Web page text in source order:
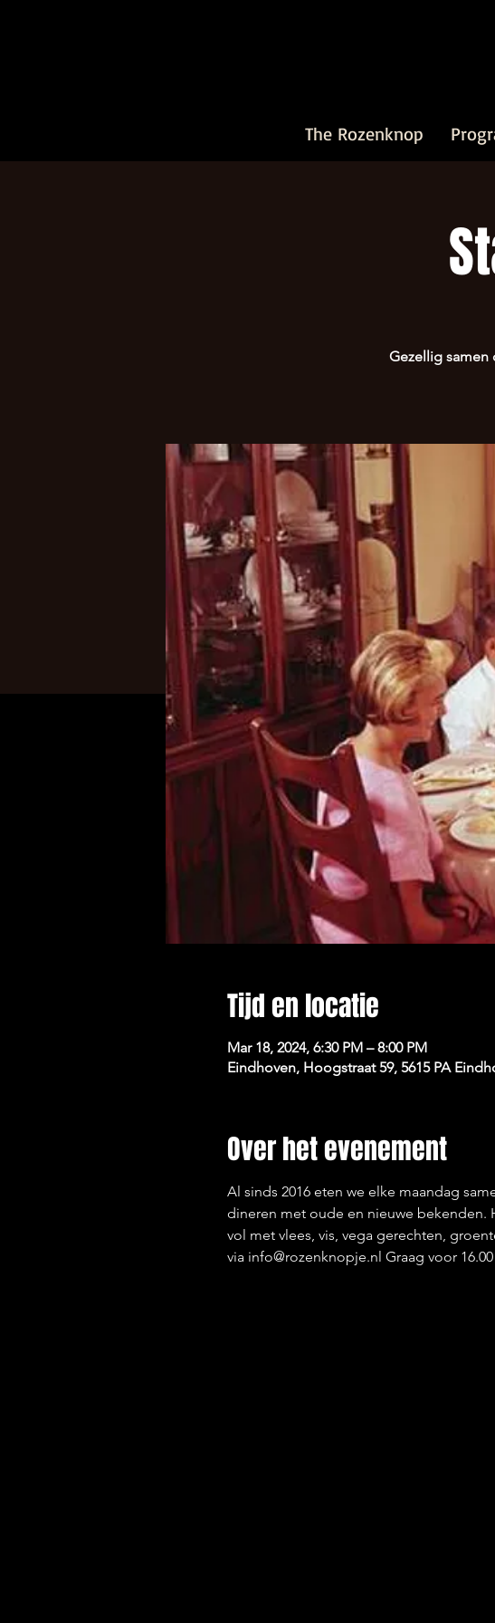
The Rozenknop
Gezellig samen
Tijd en locatie
Mar 18, 2024, 6:30 PM – 8:00 PM
Eindhoven, Hoogstraat 59, 5615 PA
Over het evenement
Al sinds 2016 eten we elke maandag
dineren met oude en nieuwe bekenden.
vol met vlees, vis, vega gerechten,
via info@rozenknopje.nl Graag voor